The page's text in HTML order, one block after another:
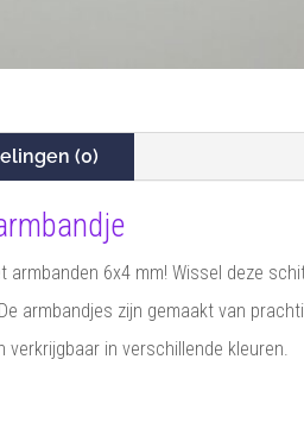
(0)
armbanden 6x4 mm! Wissel deze
armbandjes zijn gemaakt van
verkrijgbaar in verschillende kleuren.